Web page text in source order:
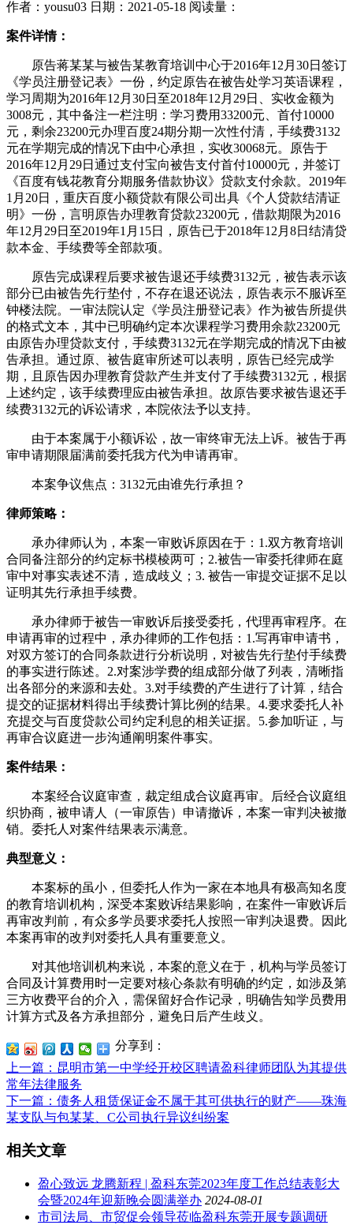
作者：yousu03 日期：2021-05-18 阅读量：
案件详情：
原告蒋某某与被告某教育培训中心于2016年12月30日签订
《学员注册登记表》一份，约定原告在被告处学习英语课程，
学习周期为2016年12月30日至2018年12月29日、实收金额为
3008元，其中备注一栏注明：学习费用33200元、首付10000
元，剩余23200元办理百度24期分期一次性付清，手续费3132
元在学期完成的情况下由中心承担，实收30068元。原告于
2016年12月29日通过支付宝向被告支付首付10000元，并签订
《百度有钱花教育分期服务借款协议》贷款支付余款。2019年
1月20日，重庆百度小额贷款有限公司出具《个人贷款结清证
明》一份，言明原告办理教育贷款23200元，借款期限为2016
年12月29日至2019年1月15日，原告已于2018年12月8日结清贷
款本金、手续费等全部款项。
原告完成课程后要求被告退还手续费3132元，被告表示该
部分已由被告先行垫付，不存在退还说法，原告表示不服诉至
钟楼法院。一审法院认定《学员注册登记表》作为被告所提供
的格式文本，其中已明确约定本次课程学习费用余款23200元
由原告办理贷款支付，手续费3132元在学期完成的情况下由被
告承担。通过原、被告庭审所述可以表明，原告已经完成学
期，且原告因办理教育贷款产生并支付了手续费3132元，根据
上述约定，该手续费理应由被告承担。故原告要求被告退还手
续费3132元的诉讼请求，本院依法予以支持。
由于本案属于小额诉讼，故一审终审无法上诉。被告于再
审申请期限届满前委托我方代为申请再审。
本案争议焦点：3132元由谁先行承担？
律师策略：
承办律师认为，本案一审败诉原因在于：1.双方教育培训
合同备注部分的约定标书模棱两可；2.被告一审委托律师在庭
审中对事实表述不清，造成歧义；3. 被告一审提交证据不足以
证明其先行承担手续费。
承办律师于被告一审败诉后接受委托，代理再审程序。在
申请再审的过程中，承办律师的工作包括：1.写再审申请书，
对双方签订的合同条款进行分析说明，对被告先行垫付手续费
的事实进行陈述。2.对案涉学费的组成部分做了列表，清晰指
出各部分的来源和去处。3.对手续费的产生进行了计算，结合
提交的证据材料得出手续费计算比例的结果。4.要求委托人补
充提交与百度贷款公司约定利息的相关证据。5.参加听证，与
再审合议庭进一步沟通阐明案件事实。
案件结果：
本案经合议庭审查，裁定组成合议庭再审。后经合议庭组
织协商，被申请人（一审原告）申请撤诉，本案一审判决被撤
销。委托人对案件结果表示满意。
典型意义：
本案标的虽小，但委托人作为一家在本地具有极高知名度
的教育培训机构，深受本案败诉结果影响，在案件一审败诉后
再审改判前，有众多学员要求委托人按照一审判决退费。因此
本案再审的改判对委托人具有重要意义。
对其他培训机构来说，本案的意义在于，机构与学员签订
合同及计算费用时一定要对核心条款有明确的约定，如涉及第
三方收费平台的介入，需保留好合作记录，明确告知学员费用
计算方式及各方承担部分，避免日后产生歧义。
分享到：
上一篇 ：昆明市第一中学经开校区聘请盈科律师团队为其提供
常年法律服务
下一篇 ：债务人租赁保证金不属于其可供执行的财产——珠海
某支队与包某某、C公司执行异议纠纷案
相关文章
盈心致远 龙腾新程 | 盈科东莞2023年度工作总结表彰大
会暨2024年迎新晚会圆满举办 2024-08-01
市司法局、市贸促会领导莅临盈科东莞开展专题调研